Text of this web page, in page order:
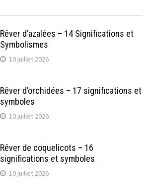
Rêver d’azalées – 14 Significations et
Symbolismes
10 juillet 2026
Rêver d’orchidées – 17 significations et
symboles
10 juillet 2026
Rêver de coquelicots – 16
significations et symboles
10 juillet 2026